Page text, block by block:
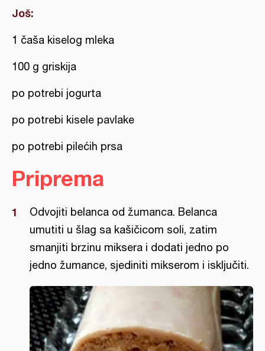
Još:
1 čaša kiselog mleka
100 g griskija
po potrebi jogurta
po potrebi kisele pavlake
po potrebi pilećih prsa
Priprema
Odvojiti belanca od žumanca. Belanca
umutiti u šlag sa kašičicom soli, zatim
smanjiti brzinu miksera i dodati jedno po
jedno žumance, sjediniti mikserom i isključiti.